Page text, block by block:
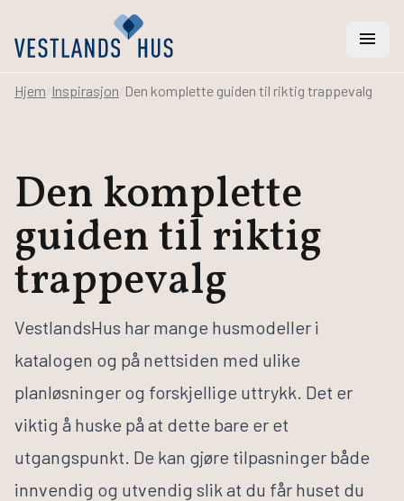
menu
Vi hjelper deg med
Hus
Hytter
Arkitekt- og ingeniørtjenester
Svanemerket hus
Bygge hus
Bestill katalog
Husbyggerguiden
Tilvalg
Inspirasjon
Hjem Inspirasjon Den komplette guiden til riktig trappevalg
Den komplette
guiden til riktig
trappevalg
VestlandsHus har mange husmodeller i
katalogen og på nettsiden med ulike
planløsninger og forskjellige uttrykk. Det er
viktig å huske på at dette bare er et
utgangspunkt. De kan gjøre tilpasninger både
innvendig og utvendig slik at du får huset du